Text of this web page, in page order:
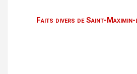
Faits divers de Saint-